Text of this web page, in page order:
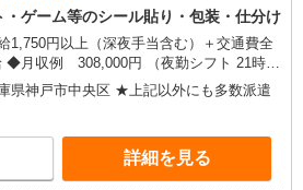
・ゲーム等のシール貼り・包装・仕分け
1,750円以上（深夜手当含む）＋交通費全
5日勤務の場合） 時給1,750円×8h×22日勤
県神戸市中央区 ★上記以外にも多数派遣
詳細を見る